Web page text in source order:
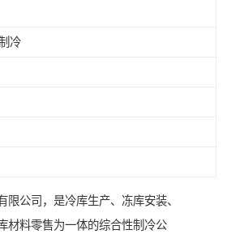
冷
限公司，是冷库生产、冻库安装、
材料零售为一体的综合性制冷公